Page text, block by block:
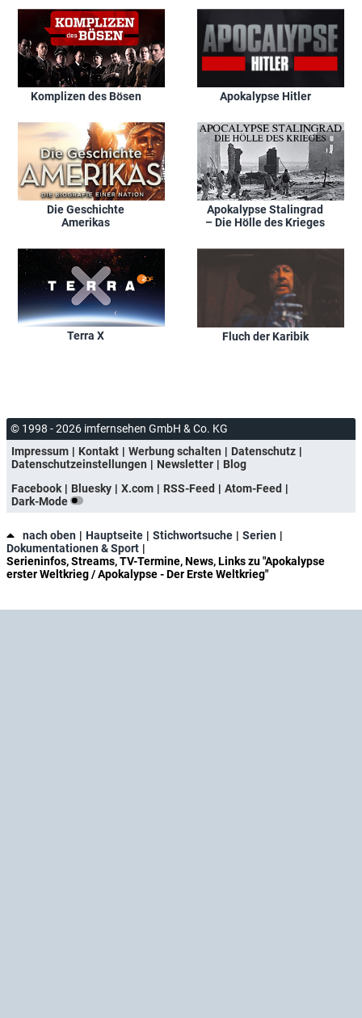
Komplizen des Bösen Apokalypse Hitler
Die Geschichte
Amerikas
Apokalypse Stalingrad
– Die Hölle des Krieges
Terra X Fluch der Karibik
© 1998 - 2026 imfernsehen GmbH & Co. KG
Impressum
Kontakt Werbung schalten
Datenschutz
Datenschutzeinstellungen
Newsletter
Blog
Facebook
Bluesky X.com RSS-Feed
Atom-Feed
Dark-Mode
nach oben Hauptseite Stichwortsuche
Serien
Dokumentationen & Sport
Serieninfos, Streams, TV-Termine, News, Links zu "Apokalypse
erster Weltkrieg / Apokalypse - Der Erste Weltkrieg"